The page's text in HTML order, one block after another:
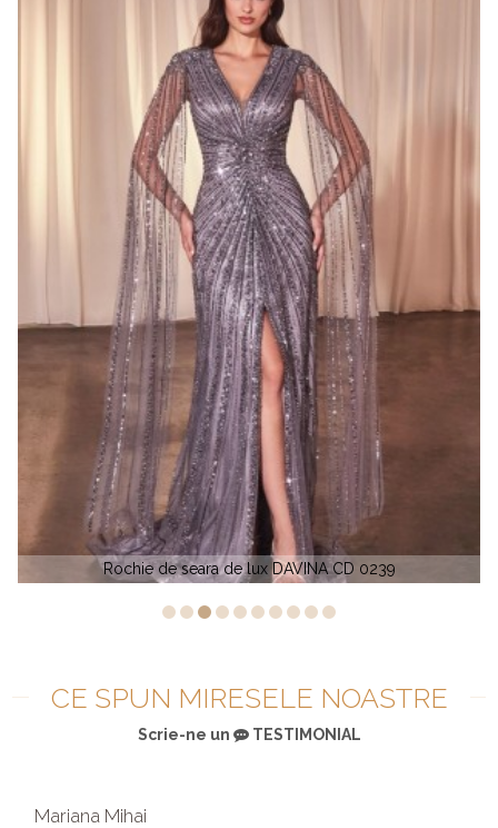
Rochie de seara de lux DAVINA CD 0239
CE SPUN MIRESELE NOASTRE
Scrie-ne un TESTIMONIAL
Mariana Mihai